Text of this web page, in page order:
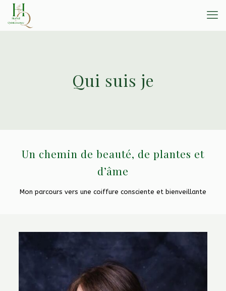
Qui suis je
Un chemin de beauté, de plantes et
d’âme
Mon parcours vers une coiffure consciente et bienveillante